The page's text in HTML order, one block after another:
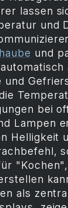
lassen
und
und
und
bei
Lampen
Helligkeit
als